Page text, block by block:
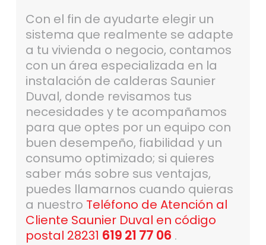
Con el fin de ayudarte elegir un
sistema que realmente se adapte
a tu vivienda o negocio, contamos
con un área especializada en la
instalación de calderas Saunier
Duval, donde revisamos tus
necesidades y te acompañamos
para que optes por un equipo con
buen desempeño, fiabilidad y un
consumo optimizado; si quieres
saber más sobre sus ventajas,
puedes llamarnos cuando quieras
a nuestro Teléfono de Atención al
Cliente Saunier Duval en código
postal 28231 619 21 77 06 .